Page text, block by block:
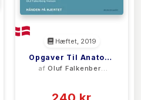
Hæftet, 2019
Opgaver Til Anatomi
Og Fysiologi - Hånden
af Oluf Falkenberg